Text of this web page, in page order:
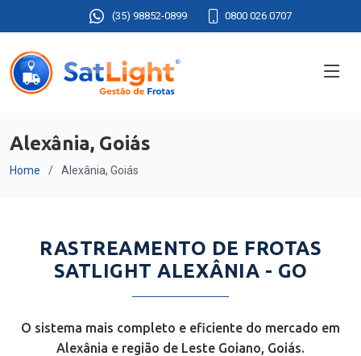
(35) 98852-0899 0800 026 0707
Alexânia, Goiás
Home Alexânia, Goiás
RASTREAMENTO DE FROTAS
SATLIGHT ALEXÂNIA - GO
O sistema mais completo e eficiente do mercado em
Alexânia e região de Leste Goiano, Goiás.